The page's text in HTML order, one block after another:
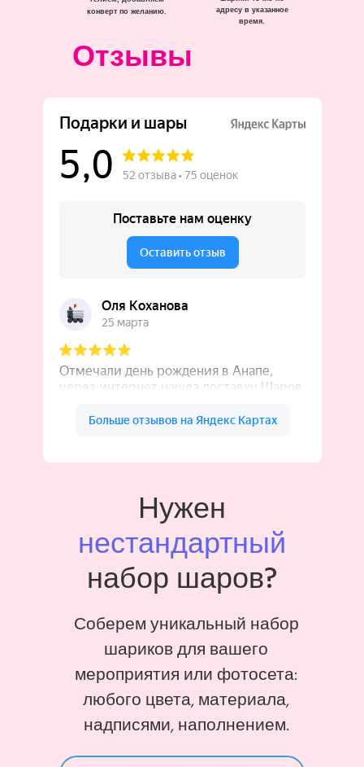
адресу в указанное
время.
конверт по желанию.
Отзывы
Нужен
нестандартный
набор шаров?
Соберем уникальный набор
шариков для вашего
мероприятия или фотосета:
любого цвета, материала,
надписями, наполнением.